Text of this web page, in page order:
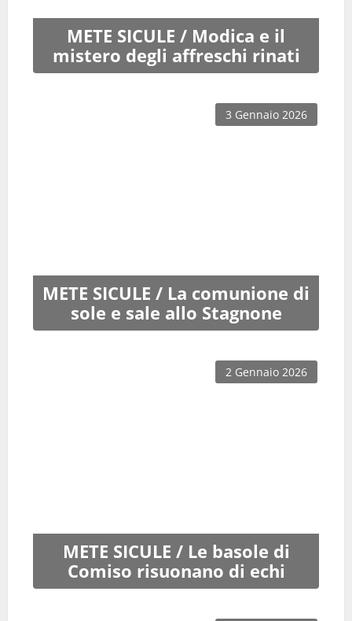
METE SICULE / Modica e il
mistero degli affreschi rinati
METE SICULE / La comunione di
sole e sale allo Stagnone
3 Gennaio 2026
METE SICULE / Le basole di
Comiso risuonano di echi
2 Gennaio 2026